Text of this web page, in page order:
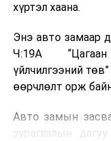
байна.
гарсан үнснээс
ашигладаг
боловсруулах
Ийнхүү лаг
хүртэл хаана.
Энэ авто замаар
Ч:19А
үйлчилгээний
өөрчлөлт орж
Авто замын
зураглалын